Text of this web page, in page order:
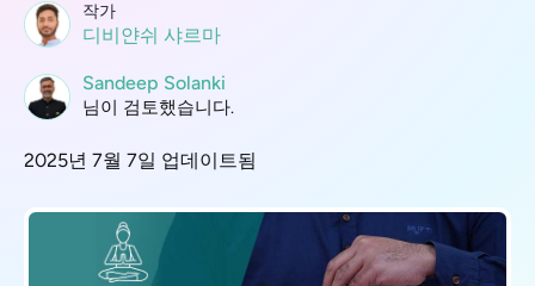
작가
디비얀쉬 샤르마
Sandeep Solanki
님이 검토했습니다.
2025년 7월 7일 업데이트됨